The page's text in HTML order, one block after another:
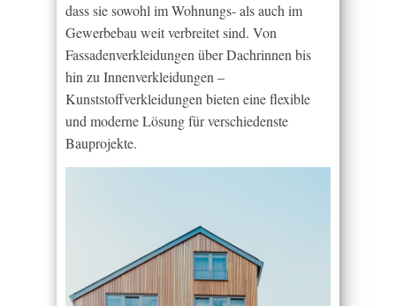
dass sie sowohl im Wohnungs- als auch im
Gewerbebau weit verbreitet sind. Von
Fassadenverkleidungen über Dachrinnen bis
hin zu Innenverkleidungen –
Kunststoffverkleidungen bieten eine flexible
und moderne Lösung für verschiedenste
Bauprojekte.